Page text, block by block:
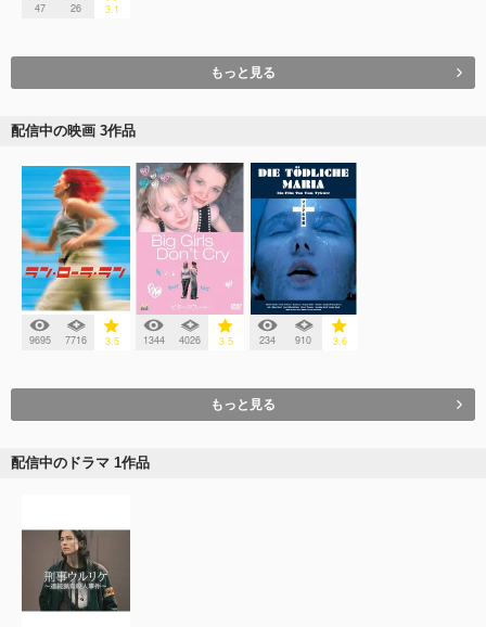
47 26 3.1
もっと見る
配信中の映画 3作品
9695 7716 3.5 1344 4026 3.5 234 910 3.6
もっと見る
配信中のドラマ 1作品